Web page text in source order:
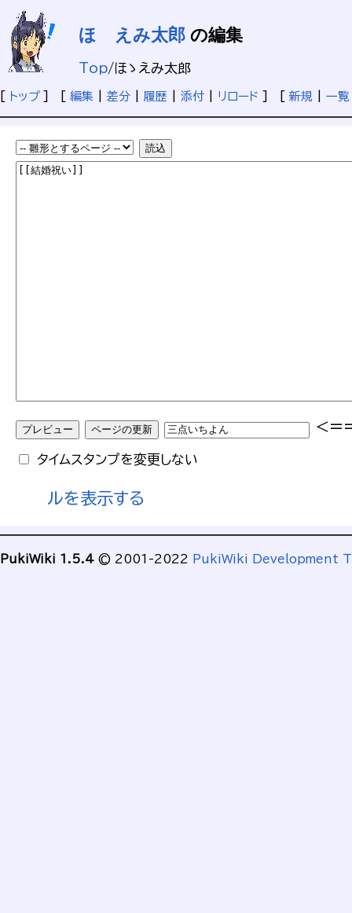
ほゝえみ太郎 の編集
Top/ほゝえみ太郎
トップ] [ 編集 差分 履歴 添付 リロード 新規 一覧
タイムスタンプを変更しない
ルを表示する
PukiWiki 1.5.4 © 2001-2022 PukiWiki Development